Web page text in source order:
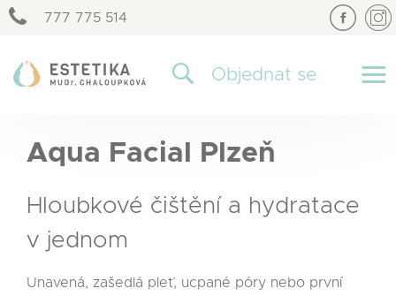
777 775 514
Objednat se
Aqua Facial Plzeň
Hloubkové čištění a hydratace
v jednom
Unavená, zašedlá pleť, ucpané póry nebo první
×